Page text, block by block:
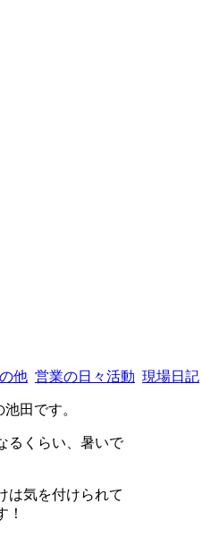
他 営業の日々活動 現場日記
田です。
るくらい、暑いで
は気を付けられて
！